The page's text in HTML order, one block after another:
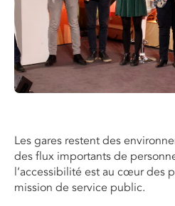
Les gares restent des
des flux importants de
l’accessibilité est au cœur des
mission de service public.